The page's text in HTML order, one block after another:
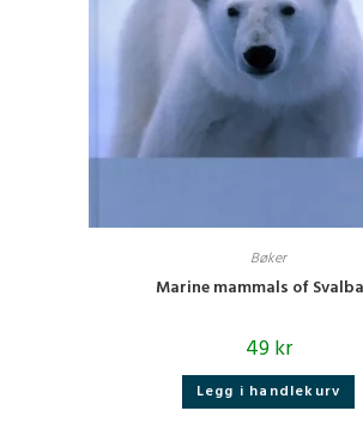
Bøker
Marine mammals of
49kr
Legg i handlekurv